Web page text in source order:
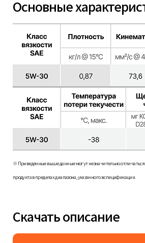
Основные
※ Приведенные выше данные могут незначительно отличаться
продукта в пределах диапазона, указанного в спецификации.
Скачать описание